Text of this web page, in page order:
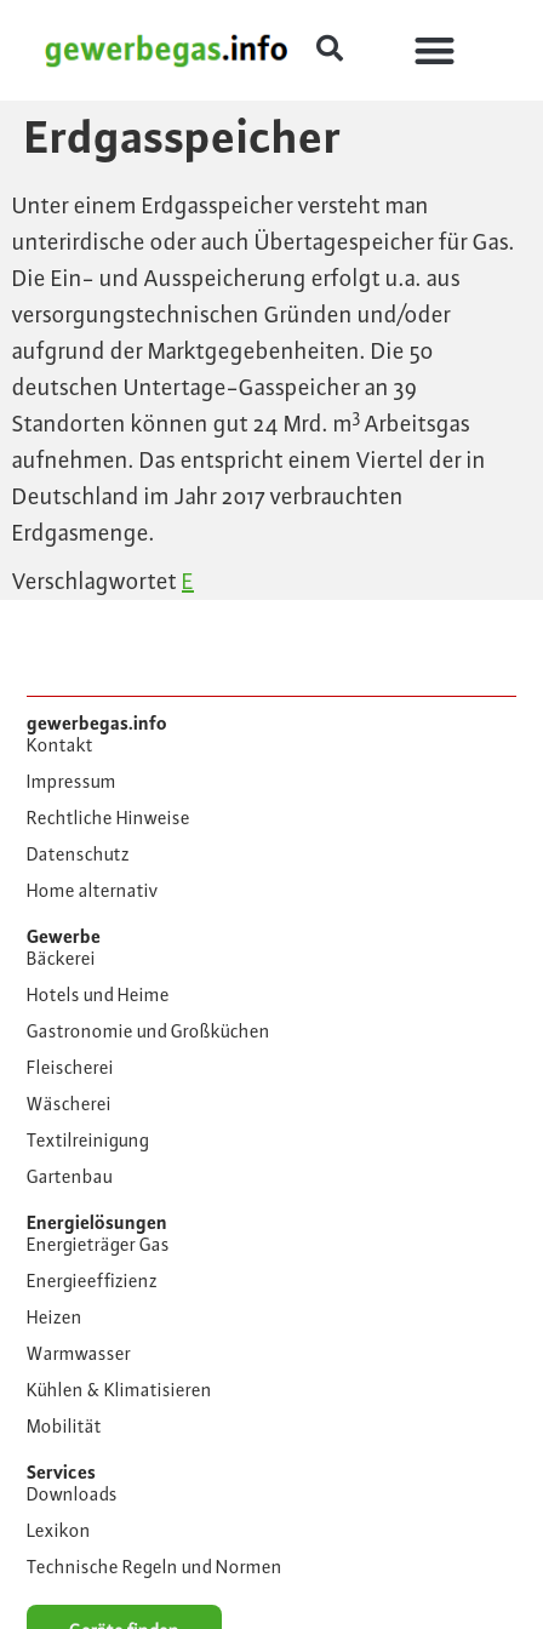
Erdgasspeicher
Unter einem Erdgasspeicher versteht man
unterirdische oder auch Übertagespeicher für Gas.
Die Ein- und Ausspeicherung erfolgt u.a. aus
versorgungstechnischen Gründen und/oder
aufgrund der Marktgegebenheiten. Die 50
deutschen Untertage-Gasspeicher an 39
Standorten können gut 24 Mrd. m3 Arbeitsgas
aufnehmen. Das entspricht einem Viertel der in
Deutschland im Jahr 2017 verbrauchten
Erdgasmenge.
Verschlagwortet E
gewerbegas.info
Kontakt
Impressum
Rechtliche Hinweise
Datenschutz
Home alternativ
Gewerbe
Bäckerei
Hotels und Heime
Gastronomie und Großküchen
Fleischerei
Wäscherei
Textilreinigung
Gartenbau
Energielösungen
Energieträger Gas
Energieeffizienz
Heizen
Warmwasser
Kühlen & Klimatisieren
Mobilität
Services
Downloads
Lexikon
Technische Regeln und Normen